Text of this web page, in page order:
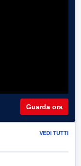
Guarda ora
VEDI TUTTI